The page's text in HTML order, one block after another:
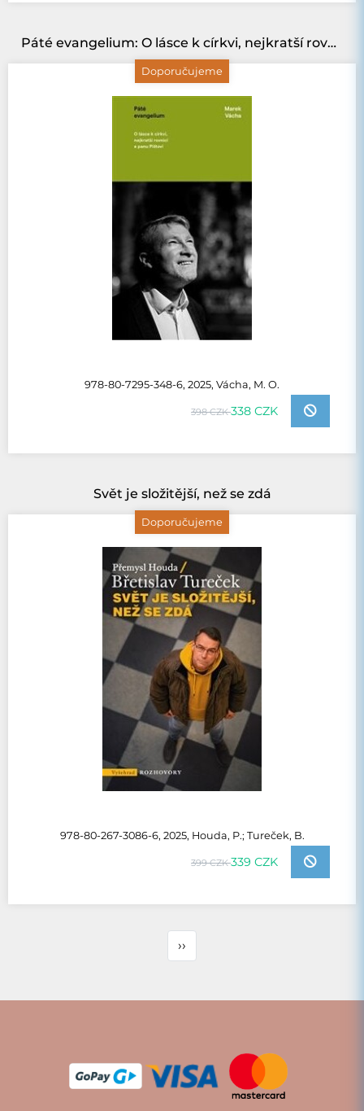
Doporučujeme
Páté evangelium: O lásce k církvi, nejkratší rovnici a panu Pištovi
978-80-7295-348-6, 2025, Vácha, M. O.
398 CZK338 CZK
Doporučujeme
Svět je složitější, než se zdá
978-80-267-3086-6, 2025, Houda, P.; Tureček, B.
399 CZK339 CZK
››